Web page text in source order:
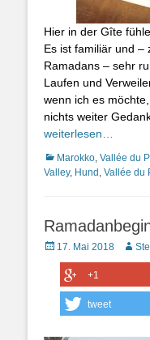
Hier in der Gîte
Es ist familiär und –
Ramadans – sehr
Laufen und
wenn ich es
nichts weiter
weiterlesen…
Kategorien
Marokko, Vallée du
Valley, Hund , Vallée du
Posted17. Mai 2018 Autor
+1
tweet